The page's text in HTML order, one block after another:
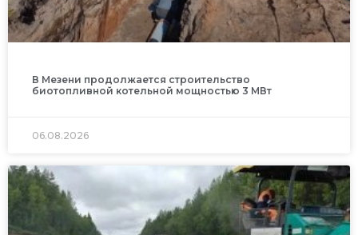
В Мезени продолжается строительство
биотопливной котельной мощностью 3 МВт
06.08.2026